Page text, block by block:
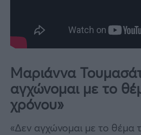
Μαριάννα
αγχώνομαι με το
χρόνου»
«Δεν αγχώνομαι με το θέμα